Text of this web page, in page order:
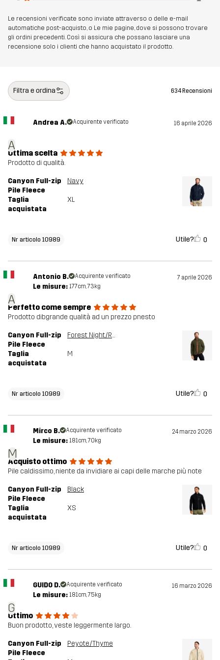
Numero di
articolo
10989_4995
Le recensioni verificate sono inviate attraverso o delle e-mail
automatiche post-acquisto, o Le mie pagine, dove si possono trovare
gli ordini precedenti. Così si assicura che possano lasciare una
recensione solo i clienti che hanno acquistato il prodotto.
Filtra e ordina 634 Recensioni
A
Andrea A. Acquirente verificato 16 aprile 2026
Ottima scelta
Prodotto di qualità.
Canyon Full-zip
Pile Fleece
Navy
Taglia
acquistata
XL
Nr articolo 10989 Utile? 0
A
Antonio B. Acquirente verificato 7 aprile 2026
Le misure: 177cm, 73kg
Perfetto come sempre
Prodotto dibgrande qualità ad un prezzo pnesto
Canyon Full-zip
Pile Fleece
Forest Night/Rusty Orange
Taglia
acquistata
M
Nr articolo 10989 Utile? 0
M
Mirco B. Acquirente verificato 24 marzo 2026
Le misure: 181cm, 70kg
Acquisto ottimo
Pile caldissimo, niente da invidiare ai capi delle marche più note
Canyon Full-zip
Pile Fleece
Black
Taglia
acquistata
XS
Nr articolo 10989 Utile? 0
G
GUIDO D. Acquirente verificato 16 marzo 2026
Le misure: 181cm, 75kg
Ottimo
Buon prodotto, veste leggermente largo.
Canyon Full-zip
Pile Fleece
Peyote/Thyme